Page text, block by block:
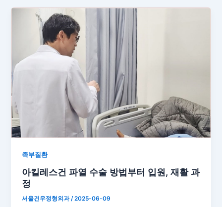
족부질환
아킬레스건 파열 수술 방법부터 입원, 재활 과
정
서울건우정형외과/2025-06-09